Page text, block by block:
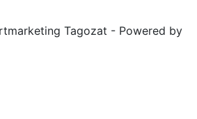
Tagozat - Powered by